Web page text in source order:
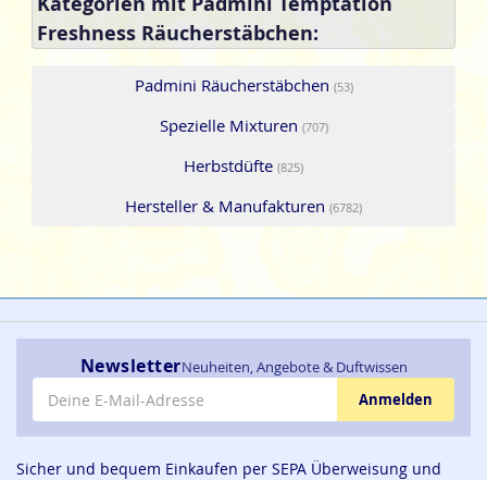
Freshness Räucherstäbchen:
Padmini Räucherstäbchen (53)
Spezielle Mixturen (707)
Herbstdüfte (825)
Hersteller & Manufakturen (6782)
NewsletterNeuheiten, Angebote & Duftwissen
E-Mail-Adresse
Anmelden
Sicher und bequem Einkaufen per SEPA Überweisung und